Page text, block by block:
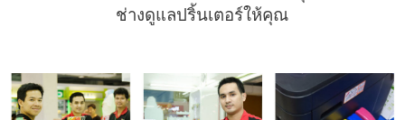
ช่างดูแลปริ้นเตอร์ให้คุณ